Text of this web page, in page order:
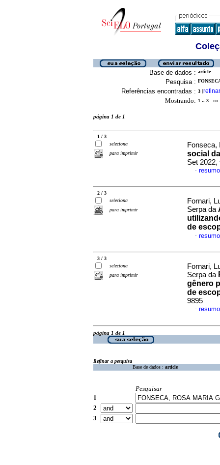
Base de dados : article
Pesquisa :
Referências encontradas : 3 [refinar
Mostrando: 1 .. 3 no
página 1 de 1
1 / 3
seleciona
para imprimir
Fonseca,
social
Set 2022,
·
2 / 3
seleciona
para imprimir
Fornari,
Serpa da
de
·
3 / 3
seleciona
para imprimir
Fornari,
Serpa da
gênero
de
9895
·
página 1 de 1
Refinar a pesquisa
Base de dados : article
Pesquisar
1
2
3